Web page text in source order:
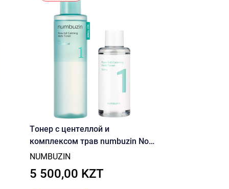
Tонер с центеллой и
комплексом трав numbuzin No.1
Pure-Full Calming Herb To 200ML
NUMBUZIN
5 500,00 KZT